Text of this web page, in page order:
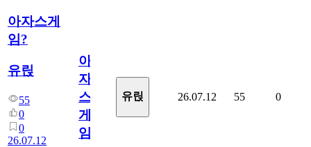
아자스게
임?
유릱
55
0
0
26.07.12
아
자
스
게
임?
유릱 26.07.12 55 0